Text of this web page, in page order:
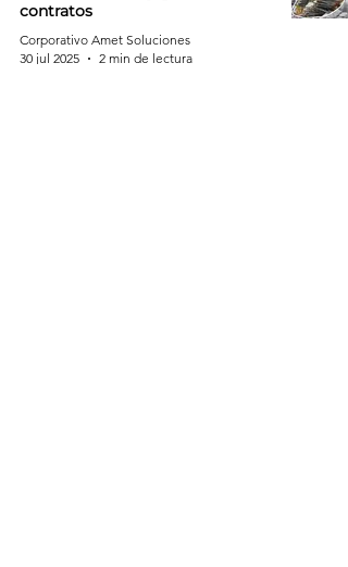
contratos
Corporativo Amet Soluciones
30 jul 2025
2 min de lectura